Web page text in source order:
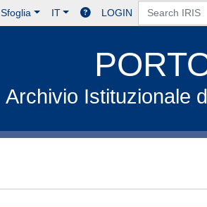
Sfoglia IT LOGIN
Archivio Istituzionale